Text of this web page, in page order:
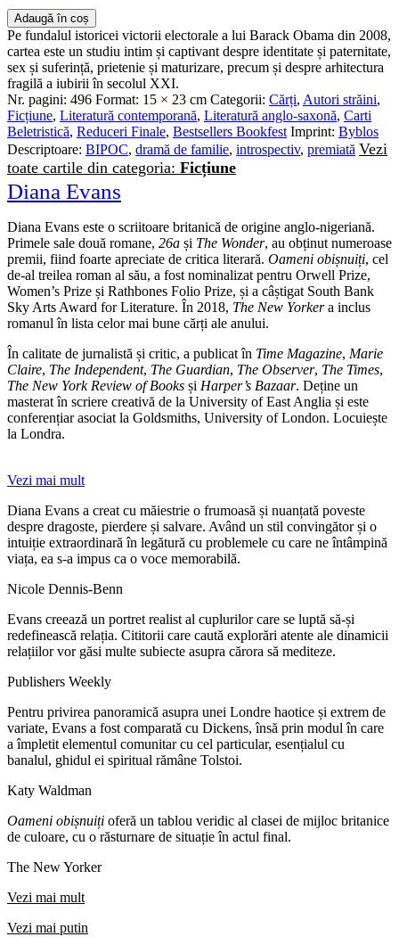
Adaugă în coș
Pe fundalul istoricei victorii electorale a lui Barack Obama din 2008,
cartea este un studiu intim și captivant despre identitate și paternitate,
sex și suferință, prietenie și maturizare, precum și despre arhitectura
fragilă a iubirii în secolul XXI.
Nr. pagini: 496 Format: 15 × 23 cm Categorii: Cărți, Autori străini,
Ficțiune, Literatură contemporană, Literatură anglo-saxonă, Carti
Beletristică, Reduceri Finale, Bestsellers Bookfest Imprint: Byblos
Descriptoare: BIPOC, dramă de familie, introspectiv, premiată Vezi
toate cartile din categoria: Ficțiune
Diana Evans
Diana Evans este o scriitoare britanică de origine anglo-nigeriană.
Primele sale două romane, 26a și The Wonder, au obținut numeroase
premii, fiind foarte apreciate de critica literară. Oameni obișnuiți, cel
de-al treilea roman al său, a fost nominalizat pentru Orwell Prize,
Women’s Prize și Rathbones Folio Prize, și a câștigat South Bank
Sky Arts Award for Literature. În 2018, The New Yorkera inclus
romanul în lista celor mai bune cărți ale anului.
În calitate de jurnalistă și critic, a publicat în Time Magazine, Marie
Claire, The Independent, The Guardian, The Observer, The Times,
The New York Review of Books și Harper’s Bazaar. Deține un
masterat în scriere creativă de la University of East Anglia și este
conferențiar asociat la Goldsmiths, University of London. Locuiește
la Londra.
Vezi mai mult
Diana Evans a creat cu măiestrie o frumoasă și nuanțată poveste
despre dragoste, pierdere și salvare. Având un stil convingător și o
intuiție extraordinară în legătură cu problemele cu care ne întâmpină
viața, ea s-a impus ca o voce memorabilă.
Nicole Dennis-Benn
Evans creează un portret realist al cuplurilor care se luptă să-și
redefinească relația. Cititorii care caută explorări atente ale dinamicii
relațiilor vor găsi multe subiecte asupra cărora să mediteze.
Publishers Weekly
Pentru privirea panoramică asupra unei Londre haotice și extrem de
variate, Evans a fost comparată cu Dickens, însă prin modul în care
a împletit elementul comunitar cu cel particular, esențialul cu
banalul, ghidul ei spiritual rămâne Tolstoi.
Katy Waldman
Oameni obișnuiți oferă un tablou veridic al clasei de mijloc britanice
de culoare, cu o răsturnare de situație în actul final.
The New Yorker
Vezi mai mult
Vezi mai putin